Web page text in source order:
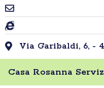
Via Garibaldi, 6, -
Casa Rosanna